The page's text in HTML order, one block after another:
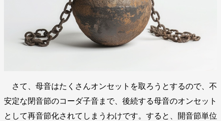
さて、母音はたくさんオンセットを取ろうとするので、不
安定な閉音節のコーダ子音まで、後続する母音のオンセット
として再音節化されてしまうわけです。すると、開音節単位